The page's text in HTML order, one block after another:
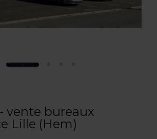
vente bureaux
Lille (Hem)